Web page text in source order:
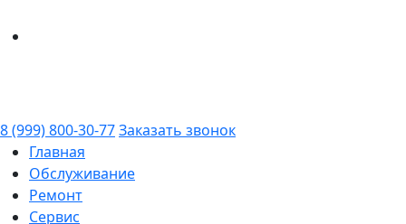
8 (999) 800-30-77Заказать звонок
Главная
Обслуживание
Ремонт
Сервис